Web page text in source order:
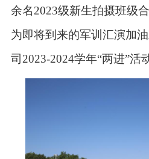
余名2023级新生拍摄班级
为即将到来的军训汇演加
司2023-2024学年“两进”活